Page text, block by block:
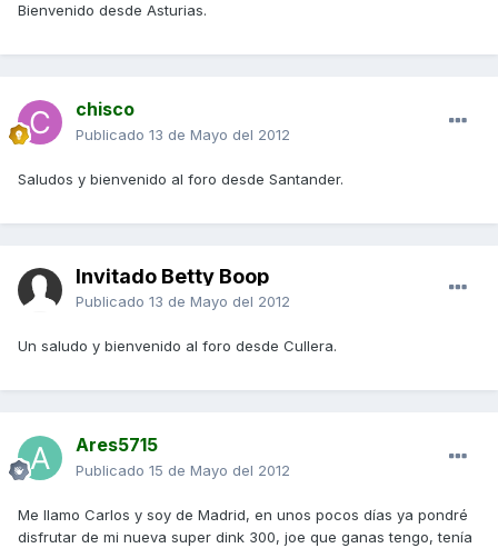
Bienvenido desde Asturias.
chisco
Publicado 13 de Mayo del 2012
Saludos y bienvenido al foro desde Santander.
Invitado Betty Boop
Publicado 13 de Mayo del 2012
Un saludo y bienvenido al foro desde Cullera.
Ares5715
Publicado 15 de Mayo del 2012
Me llamo Carlos y soy de Madrid, en unos pocos días ya pondré
disfrutar de mi nueva super dink 300, joe que ganas tengo, tenía